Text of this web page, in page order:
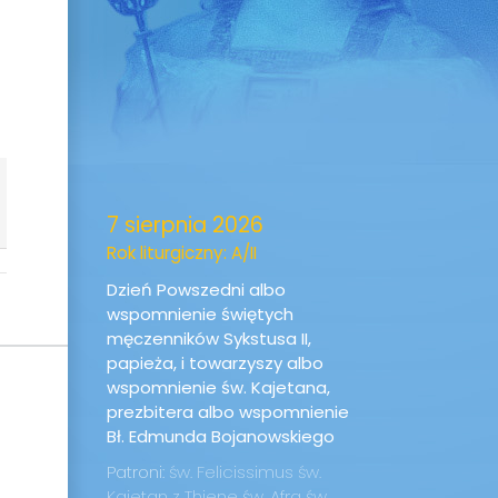
7 sierpnia 2026
Rok liturgiczny: A/II
Dzień Powszedni albo
wspomnienie świętych
męczenników Sykstusa II,
papieża, i towarzyszy albo
wspomnienie św. Kajetana,
prezbitera albo wspomnienie
Bł. Edmunda Bojanowskiego
Patroni: św. Felicissimus św.